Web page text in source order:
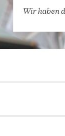
FÜR SIE
Wir haben